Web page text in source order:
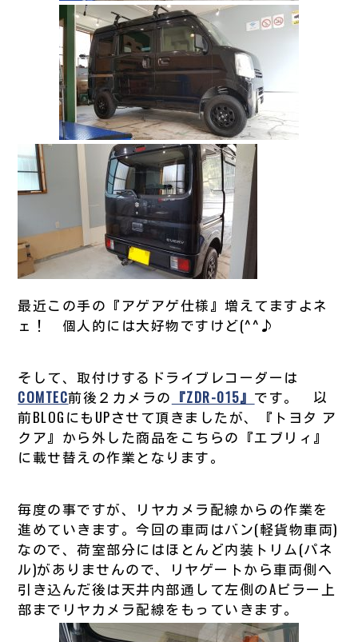
最近この手の『アゲアゲ仕様』増えてますよネ
ェ！ 個人的には大好物ですけど(^^♪
そして、取付けするドライブレコーダーは
COMTEC前後２カメラの 『ZDR-015』 です。 以
前BLOGにもUPさせて頂きましたが、『トヨタ ア
クア』から外した商品をこちらの『エブリィ』
に載せ替えの作業となります。
毎度の事ですが、リヤカメラ配線からの作業を
進めていきます。今回の車両はバン(軽貨物車両)
なので、荷室部分にはほとんど内装トリム(パネ
ル)がありませんので、リヤゲートから車両側へ
引き込んだ後は天井内部通して左側のAピラー上
部までリヤカメラ配線をもっていきます。